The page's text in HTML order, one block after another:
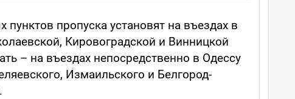
пунктов пропуска установят на въездах в
Кировоградской и Винницкой
– на въездах непосредственно в Одессу
Измаильского и Белгород-